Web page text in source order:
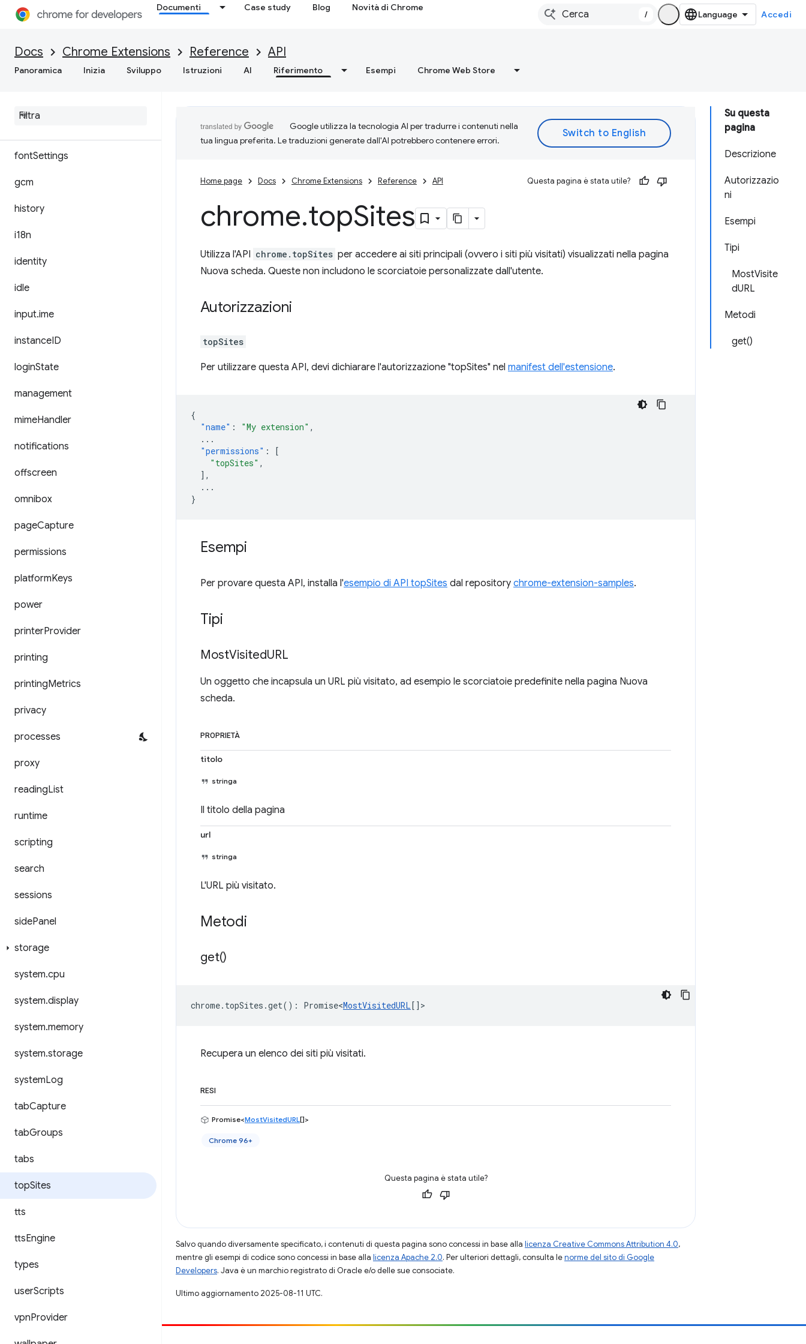
Documenti Case study Blog Novità di Chrome
/ Accedi
Docs Chrome Extensions Reference API
Panoramica Inizia Sviluppo Istruzioni AI Riferimento Esempi Chrome Web Store
events
extension
extensionTypes
fontSettings
gcm
history
i18n
identity
idle
input.ime
instanceID
loginState
management
mimeHandler
notifications
offscreen
omnibox
pageCapture
permissions
platformKeys
power
printerProvider
printing
printingMetrics
privacy
processes
proxy
readingList
runtime
scripting
search
sessions
sidePanel
storage
system.cpu
system.display
system.memory
system.storage
systemLog
tabCapture
tabGroups
tabs
topSites
tts
ttsEngine
types
userScripts
vpnProvider
Su questa
pagina
Descrizione
Autorizzazio
ni
Esempi
Tipi
MostVisite
dURL
Metodi
get()
Google utilizza la tecnologia AI per tradurre i contenuti nella
tua lingua preferita. Le traduzioni generate dall'AI potrebbero contenere errori.
Home page Docs Chrome Extensions Reference API Questa pagina è stata utile?
chrome.topSites
Utilizza l'API chrome.topSites per accedere ai siti principali (ovvero i siti più visitati) visualizzati nella pagina
Nuova scheda. Queste non includono le scorciatoie personalizzate dall'utente.
Autorizzazioni
topSites
Per utilizzare questa API, devi dichiarare l'autorizzazione "topSites" nel manifest dell'estensione.
{
"name" : "My extension" ,
...
"permissions" :
[
"topSites" ,
],
...
}
Esempi
Per provare questa API, installa l'esempio di API topSites dal repository chrome-extension-samples.
Tipi
MostVisitedURL
Un oggetto che incapsula un URL più visitato, ad esempio le scorciatoie predefinite nella pagina Nuova
scheda.
PROPRIETÀ
titolo
stringa
Il titolo della pagina
url
stringa
L'URL più visitato.
Metodi
get()
chrome. topSites .get() : Promise<MostVisitedURL[] >
Recupera un elenco dei siti più visitati.
RESI
Promise<MostVisitedURL[]>
Chrome 96+
Questa pagina è stata utile?
Salvo quando diversamente specificato, i contenuti di questa pagina sono concessi in base alla licenza Creative Commons Attribution 4.0,
mentre gli esempi di codice sono concessi in base alla licenza Apache 2.0. Per ulteriori dettagli, consulta lenorme del sito di Google
Developers. Java è un marchio registrato di Oracle e/o delle sue consociate.
Ultimo aggiornamento 2025-08-11 UTC.